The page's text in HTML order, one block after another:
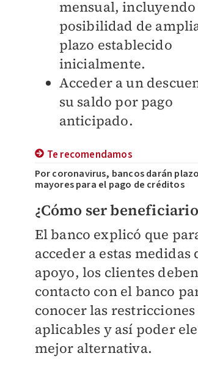
mensual,
posibilidad de
plazo establecido
inicialmente.
Acceder a un
su saldo por pago
anticipado.
Te recomendamos
Por coronavirus, bancos darán
mayores para el pago de créditos
¿Cómo ser
El banco explicó que
acceder a estas medidas
apoyo, los clientes
contacto con el banco
conocer las restricciones
aplicables y así poder
mejor alternativa.